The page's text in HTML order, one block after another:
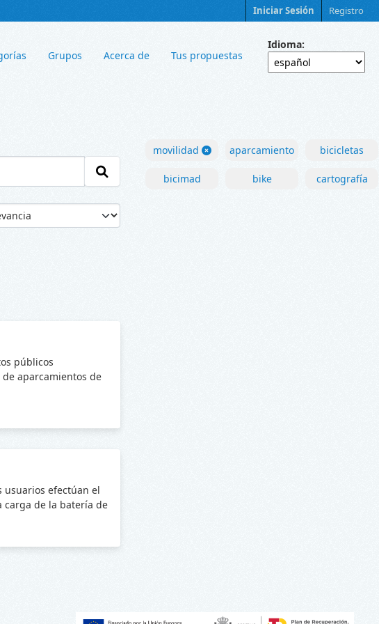
Iniciar Sesión Registro
Grupos Acerca de Tus propuestas
Idioma
públicos
aparcamientos de
usuarios efectúan el
carga de la batería de
movilidad aparcamiento bicicletas
bicimad bike cartografía